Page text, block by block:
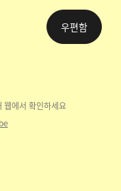
우편함
웹에서 확인하세요